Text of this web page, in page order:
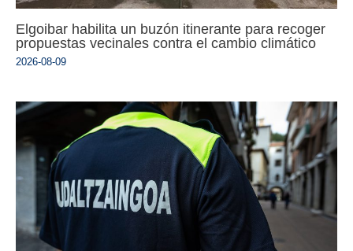
Elgoibar habilita un buzón itinerante para recoger
propuestas vecinales contra el cambio climático
2026-08-09